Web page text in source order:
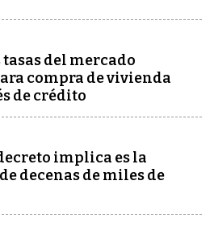
del mercado
compra de vivienda
de crédito
implica es la
decenas de miles de